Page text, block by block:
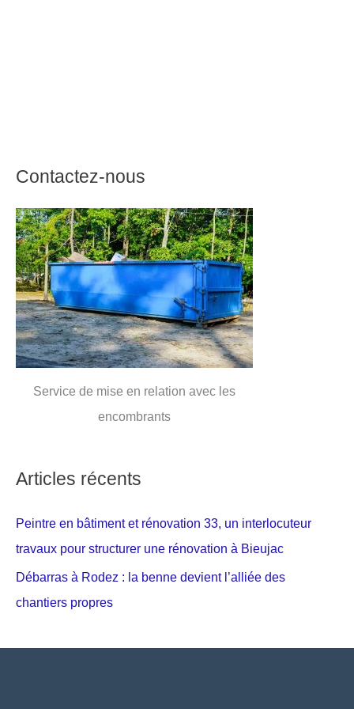
Contactez-nous
Service de mise en relation avec les
encombrants
Articles récents
Peintre en bâtiment et rénovation 33, un interlocuteur
travaux pour structurer une rénovation à Bieujac
Débarras à Rodez : la benne devient l’alliée des
chantiers propres